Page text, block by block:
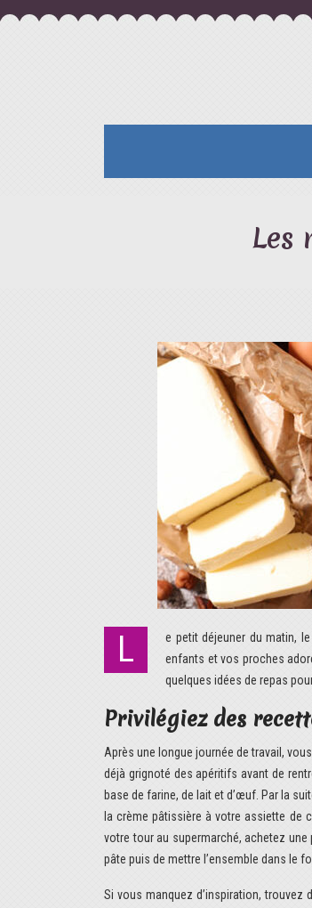
Les
Le petit déjeuner du matin, le repas du soir et le déjeuner du dimanche sont souvent les seuls moments en famille. Alors que vos
enfants et vos proches
quelques idées de repas
Privilégiez des
Après une longue journée de travail,
déjà grignoté des apéritifs avant de
base de farine, de lait et d’œuf. Par la
la crème pâtissière à votre assiette de
votre tour au supermarché, achetez une
pâte puis de mettre l’ensemble dans le
Si vous manquez d’inspiration, trouvez